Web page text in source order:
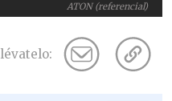
ATON (referencial)